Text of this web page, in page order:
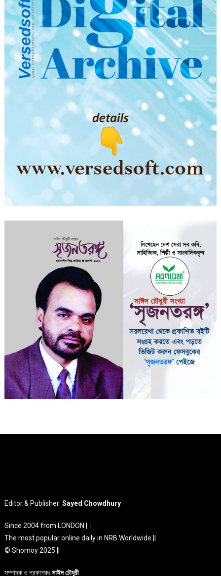
Editor & Publisher:Sayed Chowdhury
Since 2004 from LONDON |।
The most popular online daily in NRB Worldwide ||
© Shomoy 2025 ||
সম্পাদক ও প্রকাশকঃসাঈদ চৌধুরী